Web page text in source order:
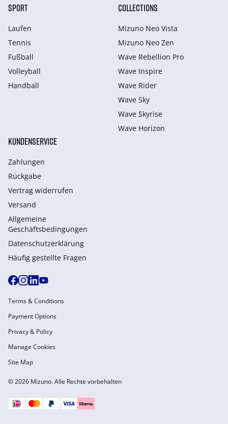
SPORT
Laufen
Tennis
Fußball
Volleyball
Handball
COLLECTIONS
Mizuno Neo Vista
Mizuno Neo Zen
Wave Rebellion Pro
Wave Inspire
Wave Rider
Wave Sky
Wave Skyrise
Wave Horizon
KUNDENSERVICE
Zahlungen
Rückgabe
Vertrag widerrufen
Versand
Allgemeine
Geschäftsbedingungen
Datenschutzerklärung
Häufig gestellte Fragen
© 2026 Mizuno. Alle Rechte vorbehalten
Terms & Conditions
Payment Options
Privacy & Policy
Manage Cookies
Site Map